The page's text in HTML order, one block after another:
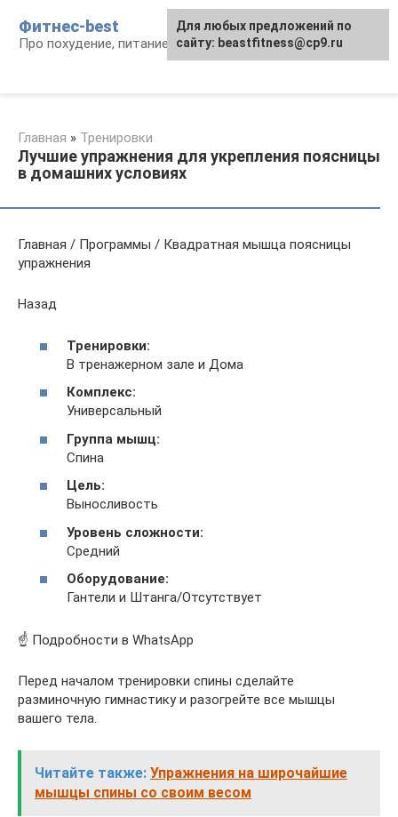
контенту
Фитнес-best
Про похудение, питание и фитнес
Главная » Тренировки
Лучшие упражнения для укрепления поясницы
в домашних условиях
Главная / Программы / Квадратная мышца поясницы
упражнения
Назад
Тренировки:
В тренажерном зале и Дома
Комплекс:
Универсальный
Группа мышц:
Спина
Цель:
Выносливость
Уровень сложности:
Средний
Оборудование:
Гантели и Штанга/Отсутствует
☝ Подробности в WhatsApp
Перед началом тренировки спины сделайте
разминочную гимнастику и разогрейте все мышцы
вашего тела.
Читайте также: Упражнения на широчайшие
мышцы спины со своим весом
Для любых предложений по
сайту: beastfitness@cp9.ru